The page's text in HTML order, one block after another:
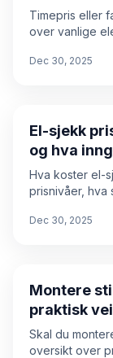
Timepris eller
over vanlige
totalpris.
Dec 30, 2025
El-sjekk
og hva
Hva koster el-
prisnivåer, hva
Dec 30, 2025
Montere
praktisk
Skal du
oversikt over